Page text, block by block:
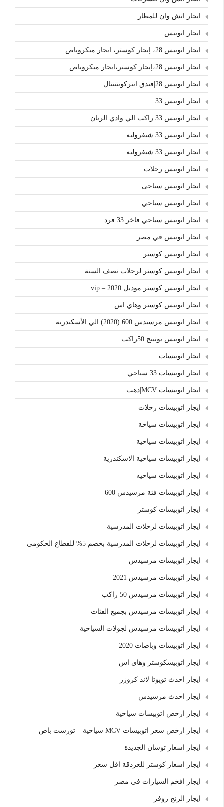
ايجار اتش وان للمطار
ايجار اتوبيس
ايجار اتوبيس 28، إيجار كوستر، ايجار ميكروباص
ايجار اتوبيس 28،إيجار كوستر،ايجار ميكروباص
ايجار اتوبيس 28|فندق انتركونتننتال
ايجار اتوبيس 33
ايجار اتوبيس 33 راكب الي وادي الريان
ايجار اتوبيس 33 شيفروليه
ايجار اتوبيس 33 شيفروليه.
ايجار اتوبيس رحلات
ايجار اتوبيس سياحى
ايجار اتوبيس سياحي
ايجار اتوبيس سياحي فاخر 33 فرد
ايجار اتوبيس في مصر
ايجار اتوبيس كوستر
ايجار اتوبيس كوستر لرحلات نصف السنة
ايجار اتوبيس كوستر موديل 2020 – vip
ايجار اتوبيس كوستر وهاي اس
ايجار اتوبيس مرسيدس 600 (2020) الي الأسكندرية
ايجار اتوبيس يوتينج 50راكب
ايجار اتوبيسات
ايجار اتوبيسات 33 سياحي
ايجار اتوبيسات MCV|دهب
ايجار اتوبيسات رحلات
ايجار اتوبيسات سياحة
ايجار اتوبيسات سياحية
ايجار اتوبيسات سياحية الاسكندرية
ايجار اتوبيسات سياحيه
ايجار اتوبيسات فئة مرسيدس 600
ايجار اتوبيسات كوستر
ايجار اتوبيسات لرحلات المدرسية
ايجار اتوبيسات لرحلات المدرسية بخصم 5% للقطاع الحكومي
ايجار اتوبيسات مرسيدس
ايجار اتوبيسات مرسيدس 2021
ايجار اتوبيسات مرسيدس 50 راكب
ايجار اتوبيسات مرسيدس بجميع الفئات
ايجار اتوبيسات مرسيدس لجولات السياحية
ايجار اتوبيسات وباصات 2020
ايجار اتوبيسكوستر وهاي اس
ايجار احدث تويوتا لاند كروزر
ايجار احدث مرسيدس
ايجار ارخص اتوبيسات سياحية
ايجار ارخص سعر اتوبيسات MCV سياحية – تورست باص
ايجار اسعار توسان الجديدة
ايجار اسعار كوستر للغردقة اقل سعر
ايجار افخم السيارات في مصر
ايجار الرنج روفر